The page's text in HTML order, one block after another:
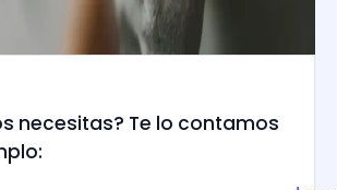
necesitas? Te lo contamos